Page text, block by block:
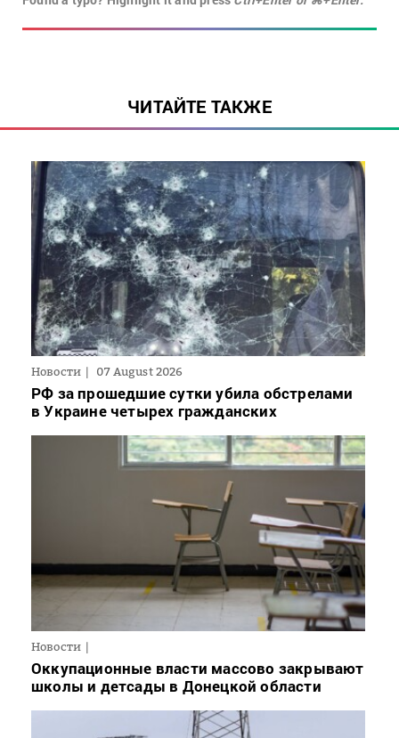
ЧИТАЙТЕ ТАКЖЕ
Новости 07 August 2026
РФ за прошедшие сутки убила обстрелами
в Украине четырех гражданских
Новости
Оккупационные власти массово закрывают
школы и детсады в Донецкой области